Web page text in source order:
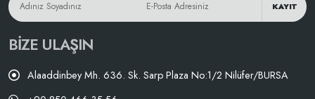
KAYIT
BIZE ULAŞIN
Alaaddinbey Mh. 636. Sk. Sarp Plaza No:1/2 Nilüfer/BURSA